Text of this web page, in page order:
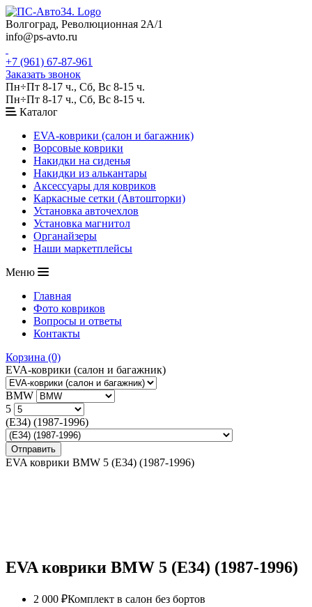
Волгоград, Революционная 2А/1
info@ps-avto.ru
+7 (961) 67-87-961
Заказать звонок
Пн÷Пт 8-17 ч., Сб, Вс 8-15 ч.
Пн÷Пт 8-17 ч., Сб, Вс 8-15 ч.
Каталог
EVA-коврики (салон и багажник)
Ворсовые коврики
Накидки на сиденья
Накидки из алькантары
Аксессуары для ковриков
Каркасные сетки (Автошторки)
Установка авточехлов
Установка магнитол
Органайзеры
Наши маркетплейсы
Меню
Главная
Фото ковриков
Вопросы и ответы
Контакты
Корзина (0)
EVA-коврики (салон и багажник)
BMW
5
(Е34) (1987-1996)
EVA коврики BMW 5 (Е34) (1987-1996)
EVA коврики BMW 5 (Е34) (1987-1996)
2 000 ₽Комплект в салон без бортов